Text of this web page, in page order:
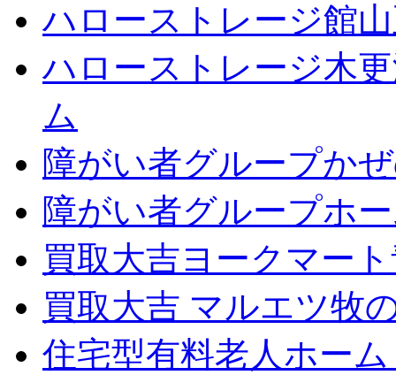
ハローストレージ館
ハローストレージ木
ム
障がい者グループか
障がい者グループホ
買取大吉ヨークマー
買取大吉 マルエツ牧
住宅型有料老人ホー